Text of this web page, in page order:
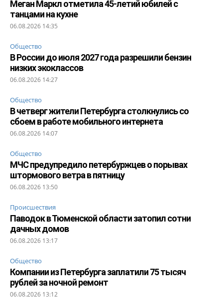
Меган Маркл отметила 45-летий юбилей с
танцами на кухне
06.08.2026 14:35
Общество
В России до июля 2027 года разрешили бензин
низких экоклассов
06.08.2026 14:27
Общество
В четверг жители Петербурга столкнулись со
сбоем в работе мобильного интернета
06.08.2026 14:07
Общество
МЧС предупредило петербуржцев о порывах
штормового ветра в пятницу
06.08.2026 13:50
Происшествия
Паводок в Тюменской области затопил сотни
дачных домов
06.08.2026 13:17
Общество
Компании из Петербурга заплатили 75 тысяч
рублей за ночной ремонт
06.08.2026 13:12